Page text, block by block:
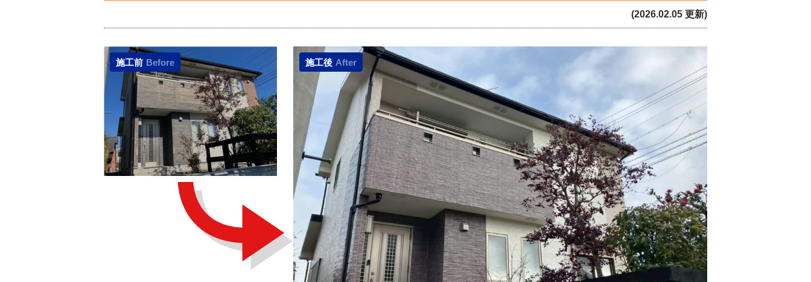
(2026.02.05 更新)
施工後 After
施工前 Before